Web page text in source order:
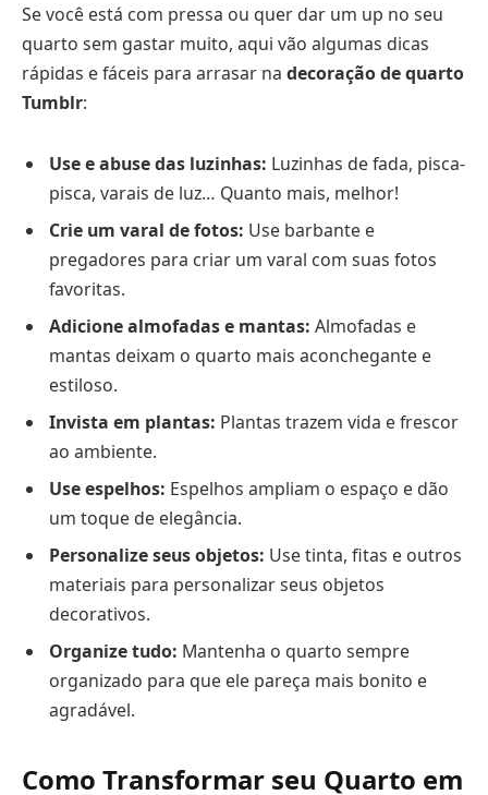
Se você está com pressa ou quer dar um up no seu
quarto sem gastar muito, aqui vão algumas dicas
rápidas e fáceis para arrasar na decoração de quarto
Tumblr:
Use e abuse das luzinhas: Luzinhas de fada, pisca-
pisca, varais de luz… Quanto mais, melhor!
Crie um varal de fotos: Use barbante e
pregadores para criar um varal com suas fotos
favoritas.
Adicione almofadas e mantas: Almofadas e
mantas deixam o quarto mais aconchegante e
estiloso.
Invista em plantas: Plantas trazem vida e frescor
ao ambiente.
Use espelhos: Espelhos ampliam o espaço e dão
um toque de elegância.
Personalize seus objetos: Use tinta, fitas e outros
materiais para personalizar seus objetos
decorativos.
Organize tudo: Mantenha o quarto sempre
organizado para que ele pareça mais bonito e
agradável.
Como Transformar seu Quarto em